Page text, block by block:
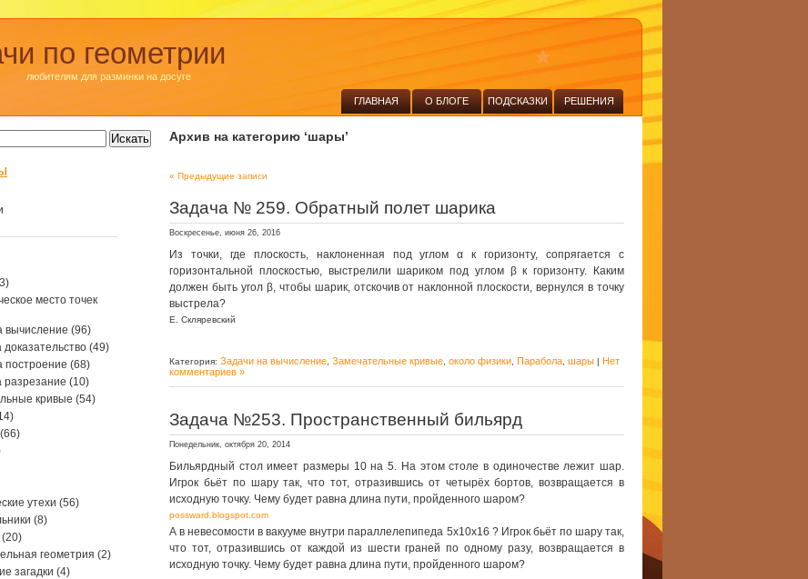
по геометрии
любителям для разминки на досуге
ГЛАВНАЯ О БЛОГЕ ПОДСКАЗКИ РЕШЕНИЯ
Архив на категорию ‘шары’
« Предыдущие записи
Задача № 259. Обратный полет шарика
Воскресенье, июня 26, 2016
Из точки, где плоскость, наклоненная под углом α к горизонту, сопрягается с
горизонтальной плоскостью, выстрелили шариком под углом β к горизонту. Каким
должен быть угол β, чтобы шарик, отскочив от наклонной плоскости, вернулся в точку
выстрела?
Е. Скляревский
Категория: Задачи на вычисление Замечательные кривые около физики Парабола шары | Нет
комментариев »
Задача №253. Пространственный бильярд
Понедельник, октября 20, 2014
Бильярдный стол имеет размеры 10 на 5. На этом столе в одиночестве лежит шар.
Игрок бьёт по шару так, что тот, отразившись от четырёх бортов, возвращается в
исходную точку. Чему будет равна длина пути, пройденного шаром?
possward.blogspot.com
А в невесомости в вакууме внутри параллелепипеда 5х10х16 ? Игрок бьёт по шару так,
что тот, отразившись от каждой из шести граней по одному разу, возвращается в
исходную точку. Чему будет равна длина пути, пройденного шаром?
место точек
вычисление (96)
доказательство (49)
построение (68)
разрезание (10)
кривые (54)
(66)
утехи (56)
(8)
(20)
геометрия (2)
загадки (4)